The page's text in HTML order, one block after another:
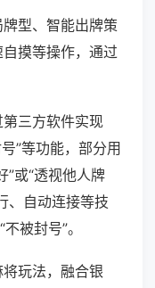
型、智能出牌策
摸等操作，通过
三方软件实现
”等功能，部分用
”或“透视他人牌
、自动连接等技
被封号”。
玩法，融合银